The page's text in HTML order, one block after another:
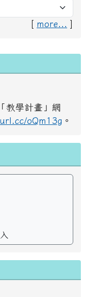
[ more...
教學計畫」網
oQm13g 。